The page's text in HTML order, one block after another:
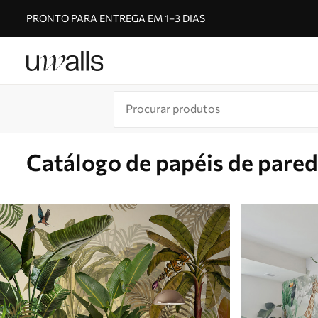
PRONTO PARA ENTREGA EM 1–3 DIAS
Catálogo de papéis de